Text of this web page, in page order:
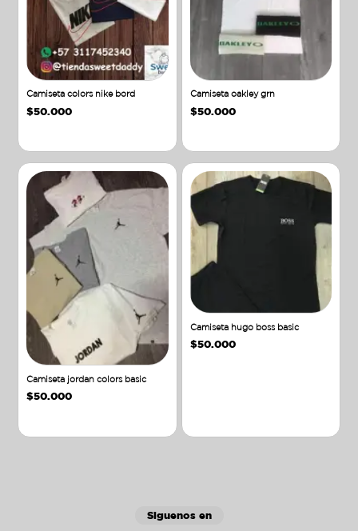
Camiseta colors nike bord
$50.000
Camiseta oakley grn
$50.000
Camiseta jordan colors basic
$50.000
Camiseta hugo boss basic
$50.000
Siguenos en